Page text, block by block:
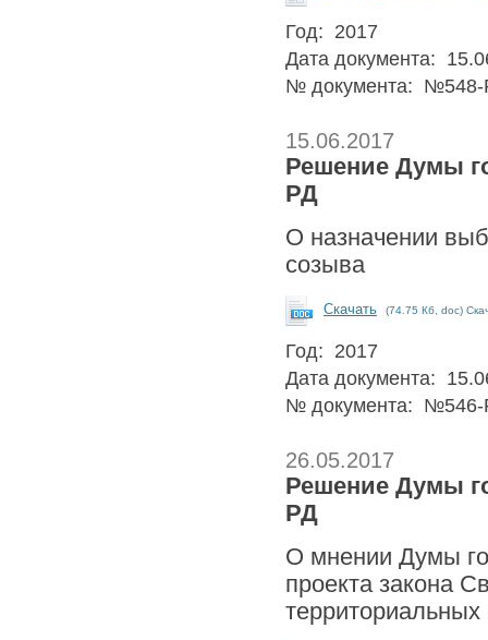
Год: 2017
Дата документа:
№ документа:
15.06.2017
Решение Думы
РД
О назначении
созыва
Скачать (74.75 Кб, doc)
Год: 2017
Дата документа:
№ документа:
26.05.2017
Решение Думы
РД
О мнении Думы
проекта закона